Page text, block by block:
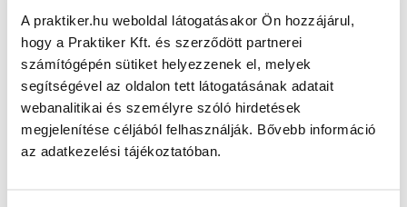
A praktiker.hu weboldal látogatásakor Ön hozzájárul,
hogy a Praktiker Kft. és szerződött partnerei
számítógépén sütiket helyezzenek el, melyek
segítségével az oldalon tett látogatásának adatait
webanalitikai és személyre szóló hirdetések
megjelenítése céljából felhasználják. Bővebb információ
az adatkezelési tájékoztatóban.
Oldal újratöltése